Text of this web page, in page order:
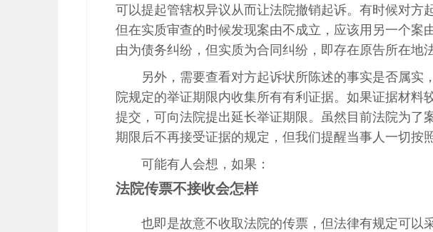
可以提起管辖权异议从而让法院撤销起诉。有时候对方
但在实质审查的时候发现案由不成立，应该用另一个案
由为债务纠纷，但实质为合同纠纷，即存在原告所在地
另外，需要查看对方起诉状所陈述的事实是否属实
院规定的举证期限内收集所有有利证据。如果证据材料
提交，可向法院提出延长举证期限。虽然目前法院为了
期限后不再接受证据的规定，但我们提醒当事人一切按
可能有人会想，如果：
法院传票不接收会怎样
也即是故意不收取法院的传票，但法律有规定可以